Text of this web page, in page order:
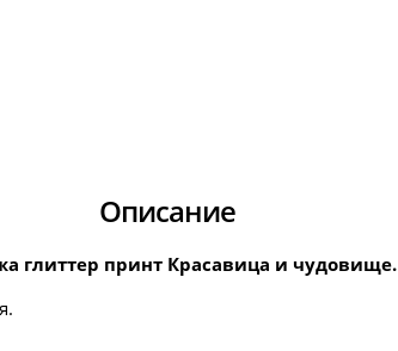
Описание
глиттер принт Красавица и чудовище.